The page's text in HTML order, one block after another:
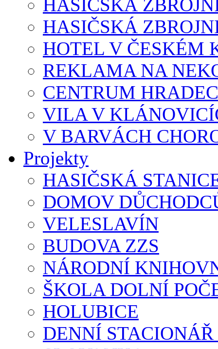
HASIČSKÁ
HASIČSKÁ
HOTEL V ČESKÉM
REKLAMA NA
CENTRUM
VILA V
V BARVÁCH
Projekty
HASIČSKÁ
DOMOV
VELESLAVÍN
BUDOVA ZZS
NÁRODNÍ
ŠKOLA DOLNÍ
HOLUBICE
DENNÍ